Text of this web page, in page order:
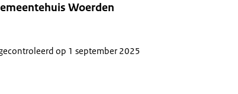
Woerden
op 1 september 2025